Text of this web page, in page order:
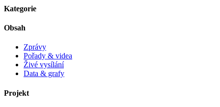
Kategorie
Obsah
Zprávy
Pořady & videa
Živé vysílání
Data & grafy
Projekt